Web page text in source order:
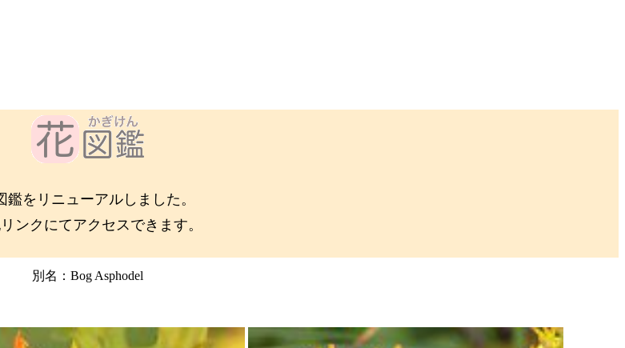
鑑をリニューアルしました。
ンクにてアクセスできます。
別名：Bog Asphodel